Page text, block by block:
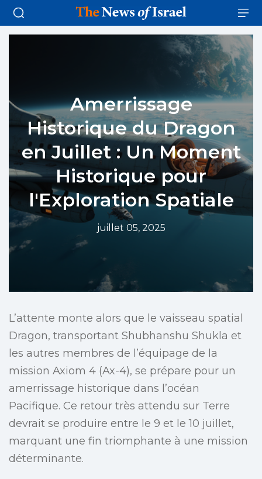
Amerrissage
Historique du Dragon
en Juillet : Un Moment
Historique pour
l'Exploration Spatiale
juillet 05, 2025
L’attente monte alors que le vaisseau spatial
Dragon, transportant Shubhanshu Shukla et
les autres membres de l’équipage de la
mission Axiom 4 (Ax-4), se prépare pour un
amerrissage historique dans l’océan
Pacifique. Ce retour très attendu sur Terre
devrait se produire entre le 9 et le 10 juillet,
marquant une fin triomphante à une mission
déterminante.